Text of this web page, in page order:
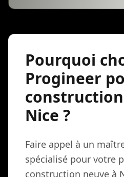
Pourquoi
Progineer
Nice ?
Faire appel à un
spécialisé pour votre
construction neuve à